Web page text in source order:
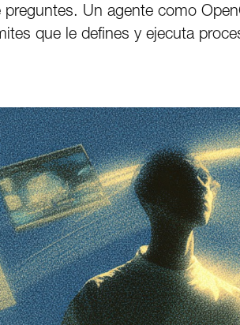
Un agente como
que le defines y ejecuta